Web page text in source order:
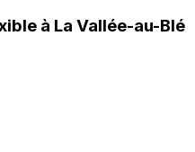
à La Vallée-au-Blé